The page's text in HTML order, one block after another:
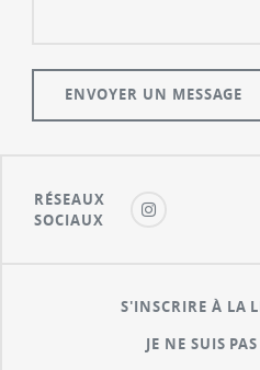
RÉSEAUX
SOCIAUX
S'INSCRIRE À LA
JE NE SUIS